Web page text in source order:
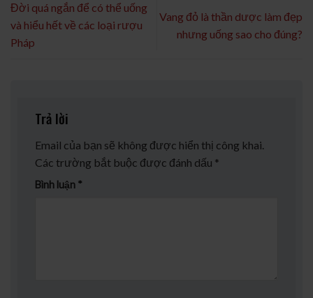
Đời quá ngắn để có thể uống
và hiểu hết về các loại rượu
Pháp
Vang đỏ là thần dược làm đẹp
nhưng uống sao cho đúng?
Trả lời
Email của bạn sẽ không được hiển thị công khai.
Các trường bắt buộc được đánh dấu *
Bình luận *